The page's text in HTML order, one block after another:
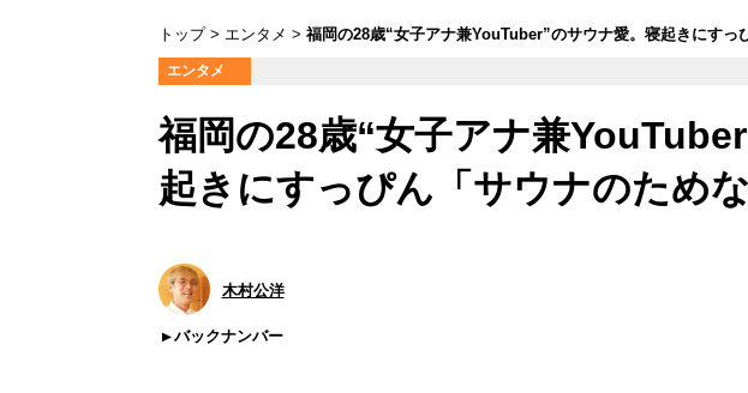
トップ エンタメ 福岡の28歳“女子アナ兼YouTuber”のサウナ愛。寝起きにすっ
エンタメ
福岡の28歳“女子アナ兼
起きにすっぴん「サウナのため
木村公洋
バックナンバー